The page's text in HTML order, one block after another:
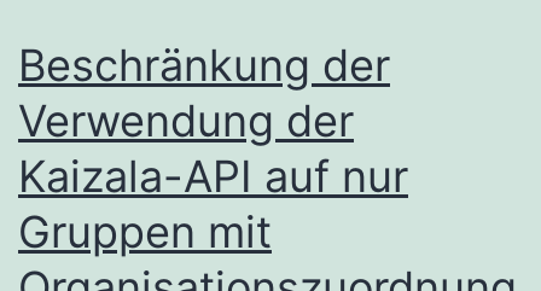
Beschränkung der
Verwendung der
Kaizala-API auf nur
Gruppen mit